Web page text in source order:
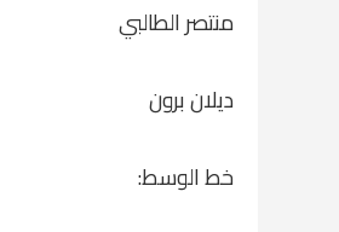
منتصر الطالبي
ديلان برون
خط الوسط: